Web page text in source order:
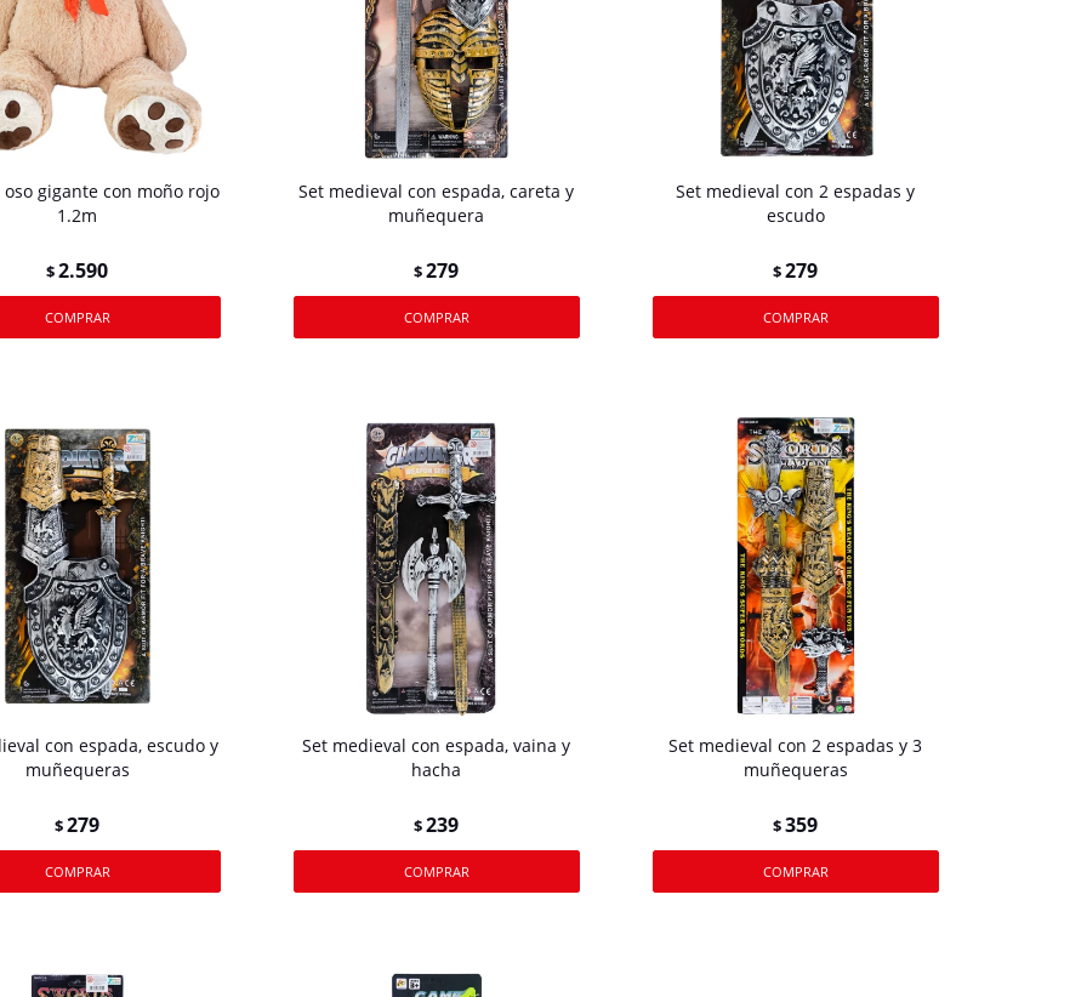
oso gigante con moño rojo
1.2m
$2.590
Set medieval con espada, careta y
muñequera
$279
Set medieval con 2 espadas y
escudo
$279
con espada, escudo y
muñequeras
$279
Set medieval con espada, vaina y
hacha
$239
Set medieval con 2 espadas y 3
muñequeras
$359